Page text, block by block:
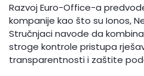
Razvoj Euro-Office-a
kompanije kao što su Ionos,
Stručnjaci navode da
stroge kontrole pristupa
transparentnosti i zaštite